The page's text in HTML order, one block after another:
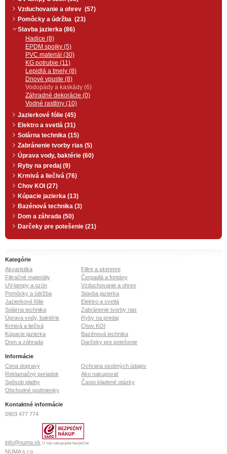
Vzduchovanie a ohrev (57)
Pomôcky a údržba (23)
Stavba jazierka (86)
Hadice (8)
EPDM spojky (5)
PVC materiál (30)
KG potrubie (11)
Lepidlá a tmely (8)
Dnové vpuste (8)
Vodopády a kaskády (6)
Záhradné dekorácie (0)
Vodné rastliny (10)
Jazierkové fólie (45)
Elektro a svetlá (31)
Solárna technika (15)
Zabránenie tvorby rias (5)
Úprava vody, baktérie (60)
Ryby na predaj (9)
Krmivá a liečivá (76)
Chov KOI (27)
Kúpacie jazierka (13)
Bazénová technika (3)
Dom a záhrada (50)
Darčeky pre potešenie (21)
Kategórie
Akvaristika
Filtre a skimmre
Filtračné materiály
Čerpadlá a fontány
UV-lampy a ozón
Vzduchovanie a ohrev
Pomôcky a údržba
Stavba jazierka
Jazierkové fólie
Elektro a svetlá
Solárna technika
Zabránenie tvorby rias
Úprava vody, baktérie
Ryby na predaj
Krmivá a liečivá
Chov KOI
Kúpacie jazierka
Bazénová technika
Dom a záhrada
Darčeky pre potešenie
Informácie
Cena dopravy
Ochrana osobných údajov
Reklamačný poriadok
Ako nakupovať
Spôsob platby
Často kladené otázky
Obchodné podmienky
Kontaktné informácie
0903 477 774
info@numa.sk U nás nakupujete bezpečne
NUMA s.r.o.